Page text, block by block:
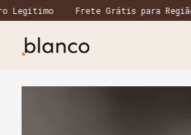
Frete Grátis para Região Sul e